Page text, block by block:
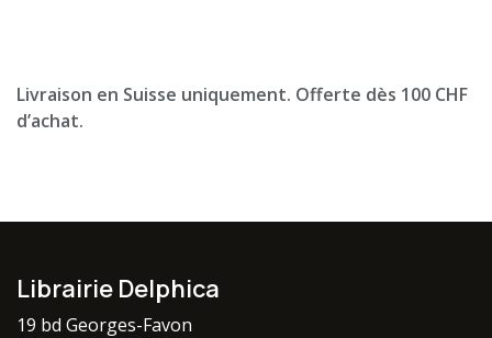
Livraison en Suisse uniquement. Offerte dès 100 CHF
d’achat.
Librairie Delphica
19 bd Georges-Favon